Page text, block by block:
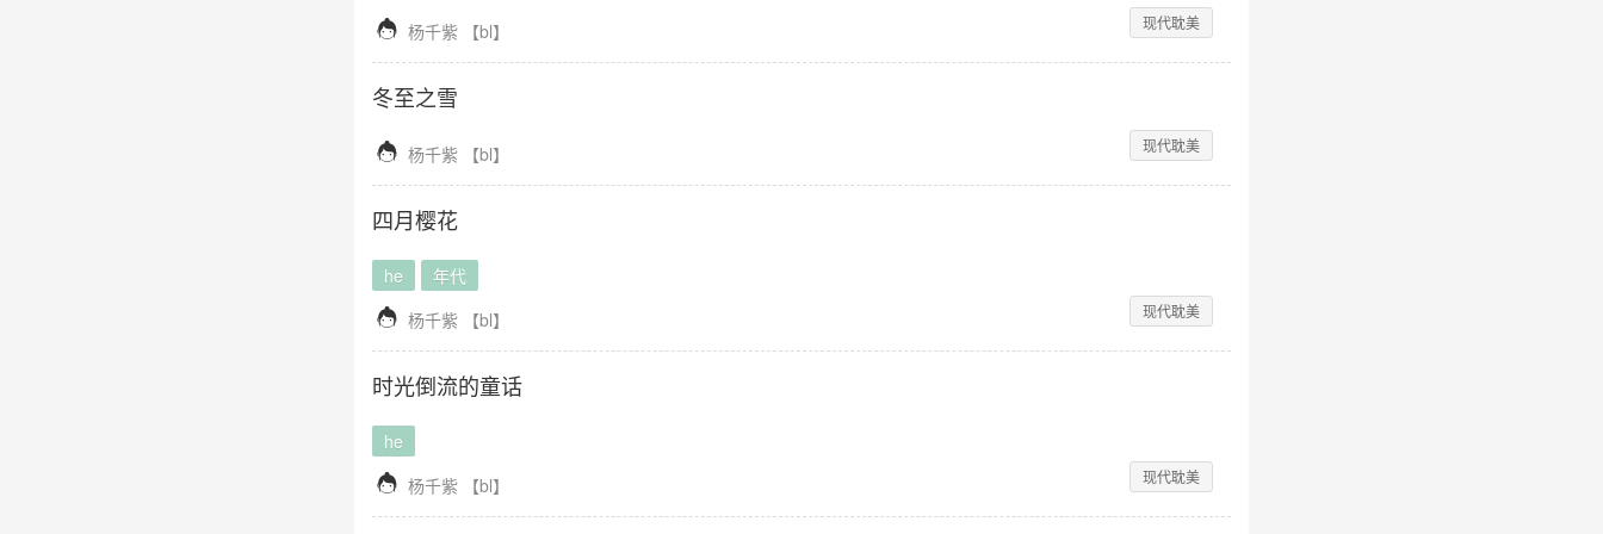
 杨千紫 【bl】 现代耽美
冬至之雪
 杨千紫 【bl】 现代耽美
四月樱花
he 年代
 杨千紫 【bl】 现代耽美
时光倒流的童话
he
 杨千紫 【bl】 现代耽美